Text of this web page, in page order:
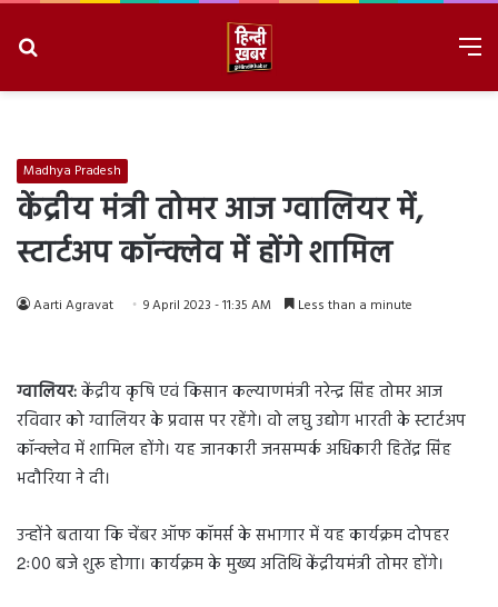
Madhya Pradesh
केंद्रीय मंत्री तोमर आज ग्वालियर में,
स्टार्टअप कॉन्क्लेव में होंगे शामिल
Aarti Agravat 9 April 2023 - 11:35 AM Less than a minute
ग्वालियर:केंद्रीय कृषि एवं किसान कल्याणमंत्री नरेन्द्र सिंह तोमर आज
रविवार को ग्वालियर के प्रवास पर रहेंगे। वो लघु उद्योग भारती के स्टार्टअप
कॉन्क्लेव में शामिल होंगे। यह जानकारी जनसम्पर्क अधिकारी हितेंद्र सिंह
भदौरिया ने दी।
उन्होंने बताया कि चेंबर ऑफ कॉमर्स के सभागार में यह कार्यक्रम दोपहर
2ः00 बजे शुरू होगा। कार्यक्रम के मुख्य अतिथि केंद्रीयमंत्री तोमर होंगे।